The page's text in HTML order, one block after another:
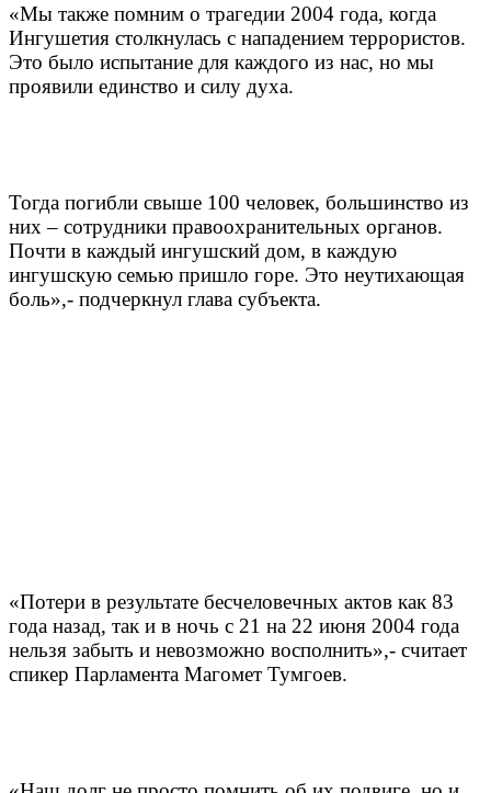
«Мы также помним о трагедии 2004 года, когда
Ингушетия столкнулась с нападением террористов.
Это было испытание для каждого из нас, но мы
проявили единство и силу духа.
Тогда погибли свыше 100 человек, большинство из
них – сотрудники правоохранительных органов.
Почти в каждый ингушский дом, в каждую
ингушскую семью пришло горе. Это неутихающая
боль»,- подчеркнул глава субъекта.
«Потери в результате бесчеловечных актов как 83
года назад, так и в ночь с 21 на 22 июня 2004 года
нельзя забыть и невозможно восполнить»,- считает
спикер Парламента Магомет Тумгоев.